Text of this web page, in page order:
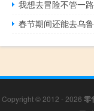
春节期间还能去乌
Copyright © 2012 - 2026 零